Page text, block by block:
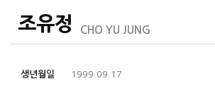
조유정 CHO YU JUNG
생년월일 1999.09.17